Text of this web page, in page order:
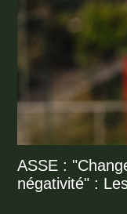
ASSE :
négativité" :